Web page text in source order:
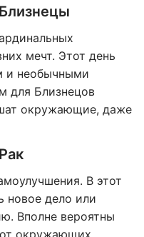
мечт. Этот день
и необычными
для Близнецов
окружающие, даже
В этот
новое дело или
Вполне вероятны
окружающих,